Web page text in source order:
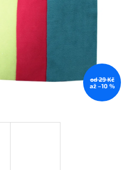
od 29 Kč
až –10 %